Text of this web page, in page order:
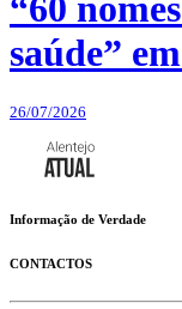
saúde”
26/07/2026
Informação de Verdade
CONTACTOS